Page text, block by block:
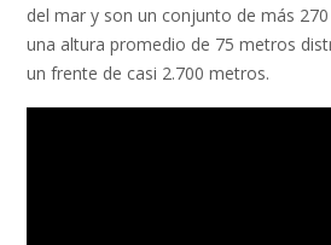
del mar y son un conjunto de más
una altura promedio de 75 metros
un frente de casi 2.700 metros.